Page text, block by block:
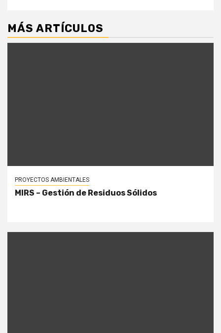
MÁS ARTÍCULOS
PROYECTOS AMBIENTALES
MIRS – Gestión de Residuos Sólidos